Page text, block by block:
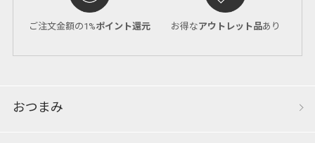
ご注文金額の1%ポイント還元 お得なアウトレット品あり
おつまみ